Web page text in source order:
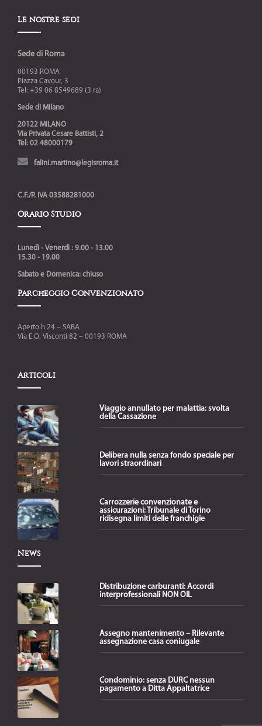
Le nostre sedi
Sede di Roma
00193 ROMA
Piazza Cavour, 3
Tel: +39 06 8549689 (3 ra)
Sede di Milano
20122 MILANO
Via Privata Cesare Battisti, 2
Tel: 02 48000179
falini.martino@legisroma.it
C.F./P. IVA 03588281000
Orario Studio
Lunedì - Venerdì : 9.00 - 13.00
15.30 - 19.00
Sabato e Domenica: chiuso
Parcheggio Convenzionato
Aperto h 24 – SABA
Via E.Q. Visconti 82 – 00193 ROMA
Articoli
Viaggio annullato per malattia: svolta
della Cassazione
Delibera nulla senza fondo speciale per
lavori straordinari
Carrozzerie convenzionate e
assicurazioni: Tribunale di Torino
ridisegna limiti delle franchigie
News
Distribuzione carburanti: Accordi
interprofessionali NON OIL
Assegno mantenimento – Rilevante
assegnazione casa coniugale
Condominio: senza DURC nessun
pagamento a Ditta Appaltatrice